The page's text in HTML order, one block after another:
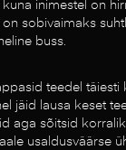
inimestel on
on sobivaimaks
buss.
teedel täiesti
jäid lausa keset
aga sõitsid
usaldusväärse